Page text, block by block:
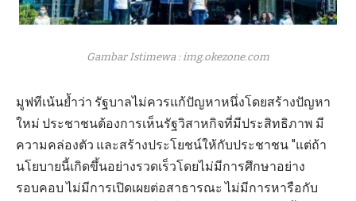
Gambar Istimewa : img.okezone.com
มูฟทีเน้นย้ำว่า รัฐบาลไม่ควรแก้ปัญหาหนึ่งโดยสร้างปัญหา
ใหม่ ประชาชนต้องการเห็นรัฐวิสาหกิจที่มีประสิทธิภาพ มี
ความคล่องตัว และสร้างประโยชน์ให้กับประชาชน "แต่ถ้า
นโยบายนี้เกิดขึ้นอย่างรวดเร็วโดยไม่มีการศึกษาอย่าง
รอบคอบ ไม่มีการเปิดเผยต่อสาธารณะ ไม่มีการหารือกับ